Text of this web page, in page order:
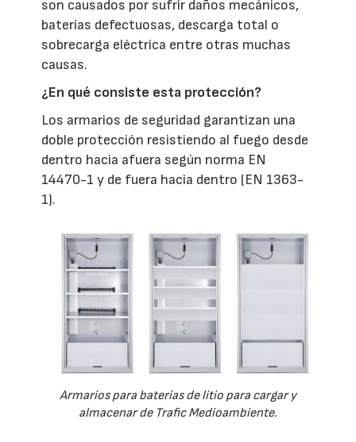
son causados por sufrir daños mecánicos,
baterías defectuosas, descarga total o
sobrecarga eléctrica entre otras muchas
causas.
¿En qué consiste esta protección?
Los armarios de seguridad garantizan una
doble protección resistiendo al fuego desde
dentro hacia afuera según norma EN
14470-1 y de fuera hacia dentro (EN 1363-
1).
Armarios para baterías de litio para cargar y
almacenar de Trafic Medioambiente.